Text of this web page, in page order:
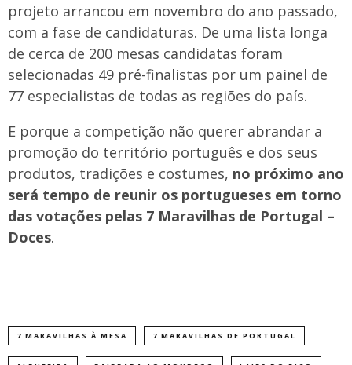
projeto arrancou em novembro do ano passado,
com a fase de candidaturas. De uma lista longa
de cerca de 200 mesas candidatas foram
selecionadas 49 pré-finalistas por um painel de
77 especialistas de todas as regiões do país.
E porque a competição não querer abrandar a
promoção do território português e dos seus
produtos, tradições e costumes, no próximo ano
será tempo de reunir os portugueses em torno
das votações pelas 7 Maravilhas de Portugal –
Doces.
7 MARAVILHAS À MESA 7 MARAVILHAS DE PORTUGAL